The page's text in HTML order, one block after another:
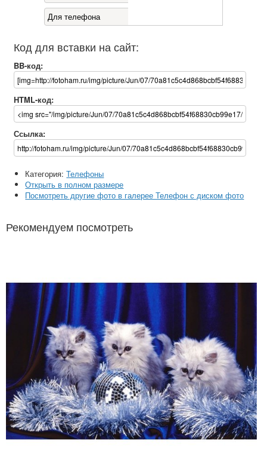
Для телефона
Код для вставки на сайт:
BB-код:
HTML-код:
Ссылка:
Категория:Телефоны
Открыть в полном размере
Посмотреть другие фото в галерее Телефон с диском фото
Рекомендуем посмотреть